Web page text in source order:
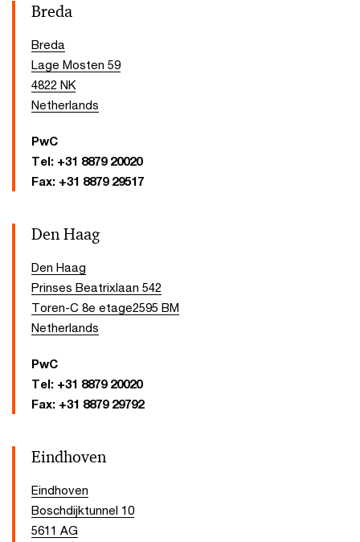
Breda
Breda
Lage Mosten 59
4822 NK
Netherlands
PwC
Tel: +31 8879 20020
Fax: +31 8879 29517
Den Haag
Den Haag
Prinses Beatrixlaan 542
Toren-C 8e etage­2595 BM
Netherlands
PwC
Tel: +31 8879 20020
Fax: +31 8879 29792
Eindhoven
Eindhoven
Boschdijktunnel 10
5611 AG